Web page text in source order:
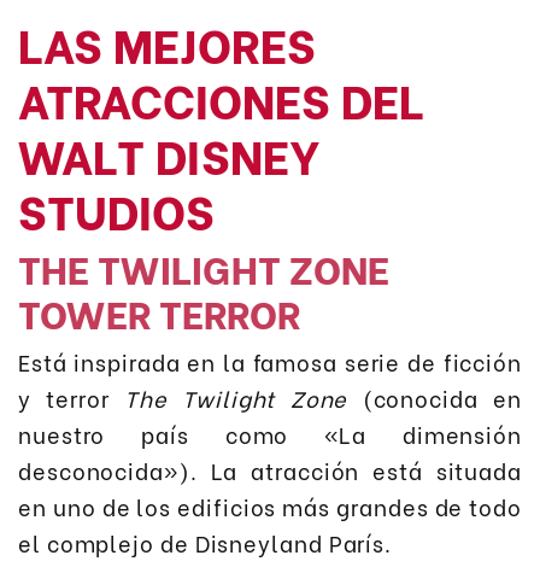
LAS MEJORES
ATRACCIONES DEL
WALT DISNEY
STUDIOS
THE TWILIGHT ZONE
TOWER TERROR
Está inspirada en la famosa serie de ficción
y terror The Twilight Zone (conocida en
nuestro país como «La dimensión
desconocida»). La atracción está situada
en uno de los edificios más grandes de todo
el complejo de Disneyland París.